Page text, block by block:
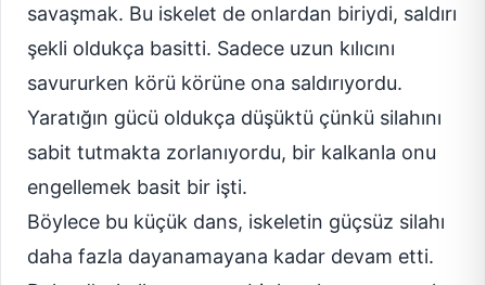
savaşmak. Bu iskelet de onlardan biriydi, saldırı
şekli oldukça basitti. Sadece uzun kılıcını
savururken körü körüne ona saldırıyordu.
Yaratığın gücü oldukça düşüktü çünkü silahını
sabit tutmakta zorlanıyordu, bir kalkanla onu
engellemek basit bir işti.
Böylece bu küçük dans, iskeletin güçsüz silahı
daha fazla dayanamayana kadar devam etti.